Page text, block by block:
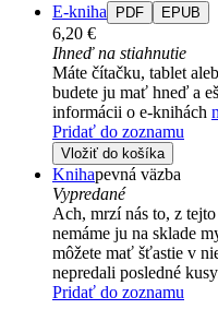
E-kniha PDF EPUB
6,20 €
Ihneď na stiahnutie
Máte čítačku, tablet
budete ju mať hneď a
informácii o e-knihách
Pridať do zoznamu
Vložiť do košíka
Knihapevná väzba
Vypredané
Ach, mrzí nás to, z
nemáme ju na sklade
môžete mať šťastie v
nepredali posledné
Pridať do zoznamu